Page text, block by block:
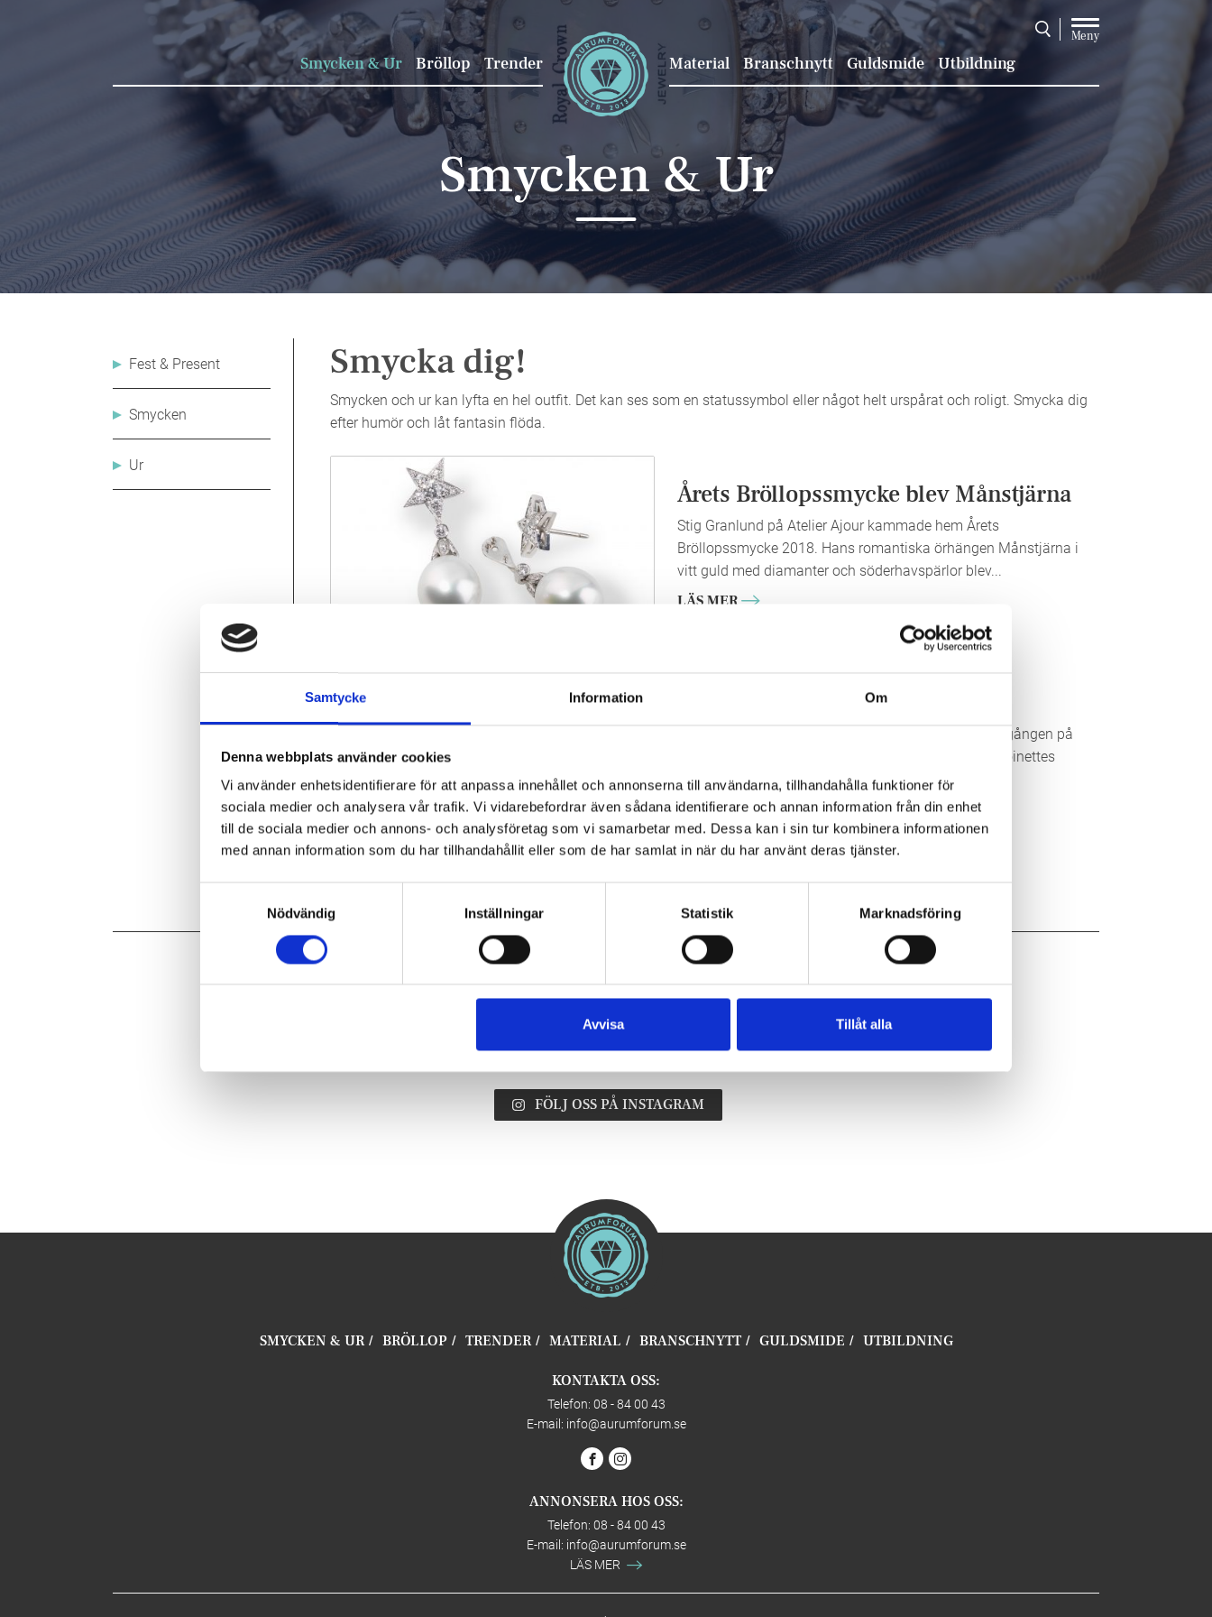
Samtycke Information Om
Denna webbplats använder cookies
Vi använder enhetsidentifierare för att anpassa innehållet och annonserna till användarna, tillhandahålla funktioner för
sociala medier och analysera vår trafik. Vi vidarebefordrar även sådana identifierare och annan information från din enhet
till de sociala medier och annons- och analysföretag som vi samarbetar med. Dessa kan i sin tur kombinera informationen
med annan information som du har tillhandahållit eller som de har samlat in när du har använt deras tjänster.
Nödvändig
Inställningar Statistik Marknadsföring
Avvisa Tillåt alla
Meny
Smycken & Ur Bröllop Trender Material Branschnytt Guldsmide Utbildning
Smycken & Ur
Fest & Present
Smycken
Ur
Smycka dig!
Smycken och ur kan lyfta en hel outfit. Det kan ses som en statussymbol eller något helt urspårat och roligt. Smycka dig
efter humör och låt fantasin flöda.
Årets Bröllopssmycke blev Månstjärna
Stig Granlund på Atelier Ajour kammade hem Årets
Bröllopssmycke 2018. Hans romantiska örhängen Månstjärna i
vitt guld med diamanter och söderhavspärlor blev...
LÄS MER
Köp Marie Antoinettes smycken
Nu kan Marie Antoinettes juveler bli dina! För första gången på
200 år visas denna magnifika samling av Marie Antoinettes
smycken upp...
LÄS MER
« Förgående 1 … 43 44 45
Instagram
FÖLJ OSS PÅ INSTAGRAM
SMYCKEN & UR BRÖLLOP TRENDER MATERIAL BRANSCHNYTT GULDSMIDE UTBILDNING
KONTAKTA OSS:
Telefon: 08 - 84 00 43
E-mail: info@aurumforum.se
ANNONSERA HOS OSS:
Telefon: 08 - 84 00 43
E-mail: info@aurumforum.se
LÄS MER